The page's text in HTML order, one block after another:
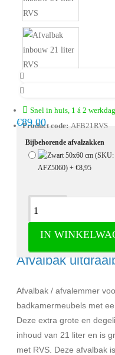
Snel in huis, 1 á 2
Product code: AFB21RVS
€89,00
Bijbehorende afvalzakken
IN
Omschrijving
Afvalbak inbouw
Afvalbak
Afvalbak / afvalemmer
badkamermeubels met
Deze extra grote en
inhoud van 21 liter en is
met RVS. Deze afvalbak